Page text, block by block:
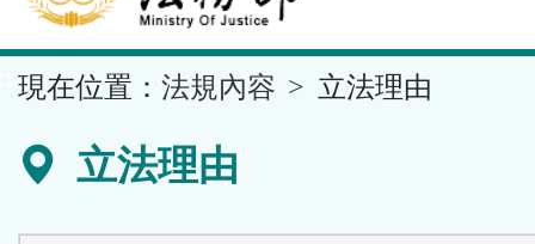
內
容
區
現在位置： 法規內容 立法理由
立法理由